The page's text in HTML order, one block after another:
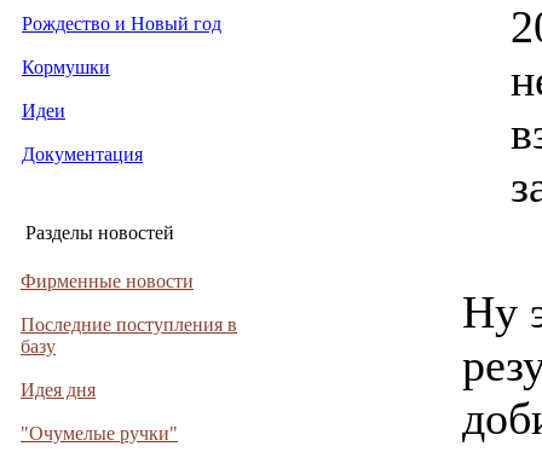
Рождество и Новый год
Кормушки
Идеи
Документация
Разделы новостей
Фирменные новости
Последние поступления в
базу
Идея дня
"Очумелые ручки"
Ну